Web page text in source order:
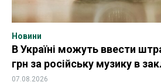
Новини
В Україні можуть ввести
грн за російську музику в
07.08.2026